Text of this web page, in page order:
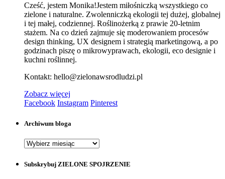
Cześć, jestem Monika!Jestem miłośniczką wszystkiego co
zielone i naturalne. Zwolenniczką ekologii tej dużej, globalnej
i tej małej, codziennej. Roślinożerką z prawie 20-letnim
stażem. Na co dzień zajmuje się moderowaniem procesów
design thinking, UX designem i strategią marketingową, a po
godzinach piszę o mikrowyprawach, ekologii, eco designie i
kuchni roślinnej.
Kontakt: hello@zielonawsrodludzi.pl
Zobacz więcej
Facebook Instagram Pinterest
Archiwum bloga
Archiwum
Subskrybuj ZIELONE SPOJRZENIE